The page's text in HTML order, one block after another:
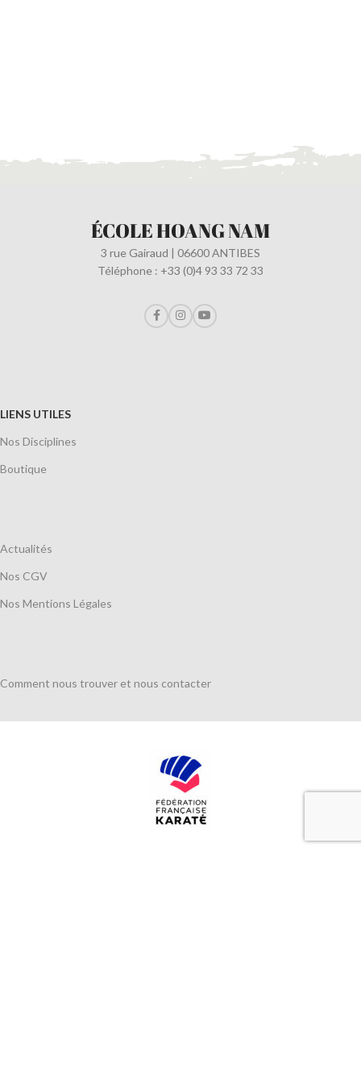
ÉCOLE HOANG NAM
3 rue Gairaud | 06600 ANTIBES
Téléphone : +33 (0)4 93 33 72 33
LIENS UTILES
Nos Disciplines
Boutique
Actualités
Nos CGV
Nos Mentions Légales
Comment nous trouver et nous contacter